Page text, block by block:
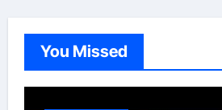
You Missed